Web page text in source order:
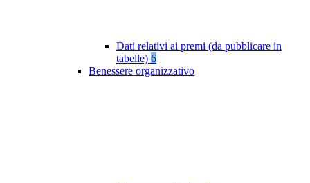
Dati relativi ai premi (da pubblicare in
tabelle) 6
Benessere organizzativo